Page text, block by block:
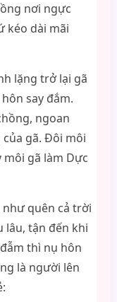
nơi ngực
kéo dài mãi
lặng trở lại gã
say đắm.
ngoan
gã. Đôi môi
môi gã làm Dực
quên cả trời
lâu, tận đến khi
thì nụ hôn
là người lên